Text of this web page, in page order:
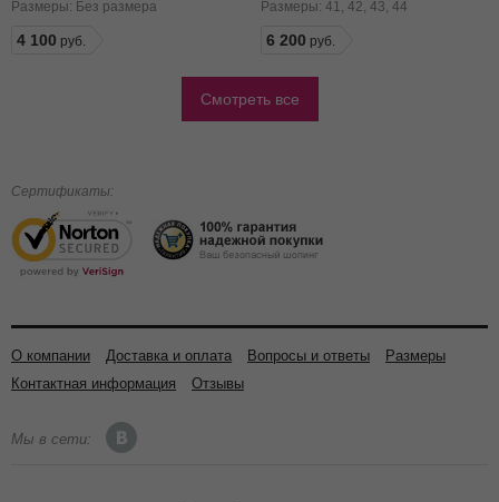
Размеры: Без размера
4 100
Размеры: 41 42 43 44
6 200
Смотреть все
Сертификаты:
О компании Доставка и оплата Вопросы и ответы
Размеры
Контактная информация
Отзывы
Мы в сети: